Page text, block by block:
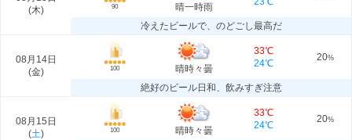
(木) 90 晴一時雨
冷えたビールで、のどごし最高だ
08月14日
(金) 100 晴時々曇
33℃
24℃
20%
絶好のビール日和、飲みすぎ注意
08月15日
(土) 100 晴時々曇
33℃
24℃
20%